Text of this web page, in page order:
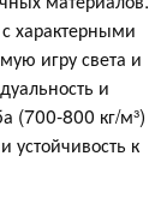
характерными
игру света и
и
(700-800 кг/м³)
устойчивость к